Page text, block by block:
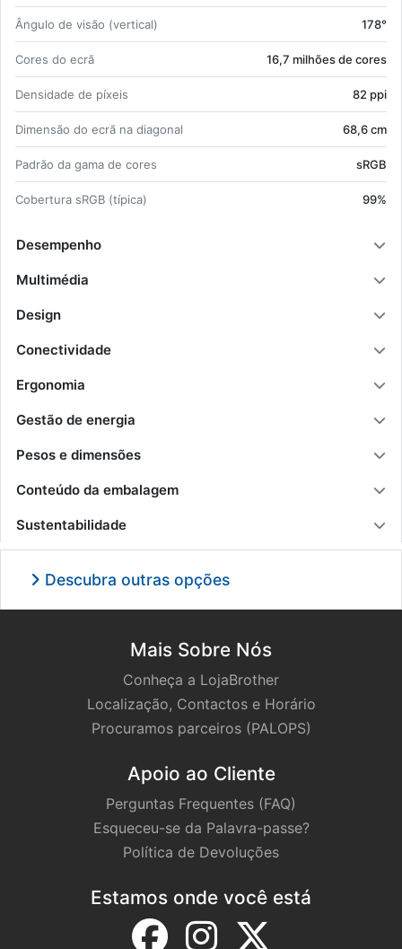
Ân­gulo de visão (ver­tical) 178°
Cores do ecrã 16,7 mi­lhões de cores
Den­si­dade de pí­xeis 82 ppi
Di­mensão do ecrã na di­a­gonal 68,6 cm
Pa­drão da gama de cores sRGB
Co­ber­tura sRGB (tí­pica) 99%
Desempenho
Multimédia
Design
Conectividade
Ergonomia
Gestão de energia
Pesos e dimensões
Conteúdo da embalagem
Sustentabilidade
Descubra outras opções
Mais Sobre Nós
Conheça a LojaBrother
Localização, Contactos e Horário
Procuramos parceiros (PALOPS)
Apoio ao Cliente
Perguntas Frequentes (FAQ)
Esqueceu-se da Palavra-passe?
Política de Devoluções
Estamos onde você está